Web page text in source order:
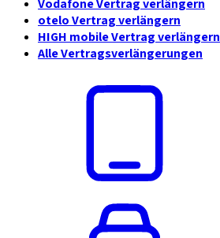
Vodafone Vertrag verlängern
otelo Vertrag verlängern
HIGH mobile Vertrag verlängern
Alle Vertragsverlängerungen